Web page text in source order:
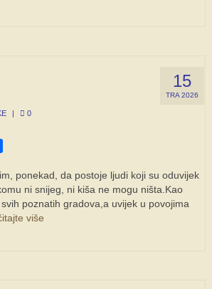
15
TRA 2026
0
ponekad, da postoje ljudi koji su oduvijek
ni snijeg, ni kiša ne mogu ništa.Kao
poznatih gradova,a uvijek u povojima
više